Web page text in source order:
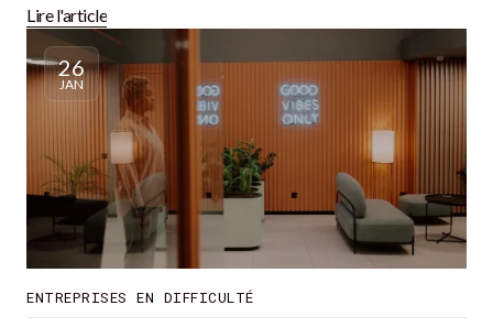
Lire l'article
26
JAN
ENTREPRISES EN DIFFICULTÉ